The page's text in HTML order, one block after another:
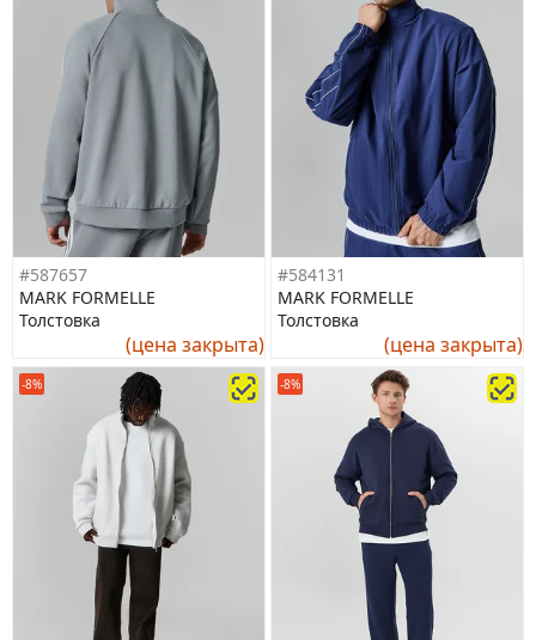
#587657
MARK FORMELLE
Толстовка
(цена закрыта)
#584131
MARK FORMELLE
Толстовка
(цена закрыта)
-8% -8%